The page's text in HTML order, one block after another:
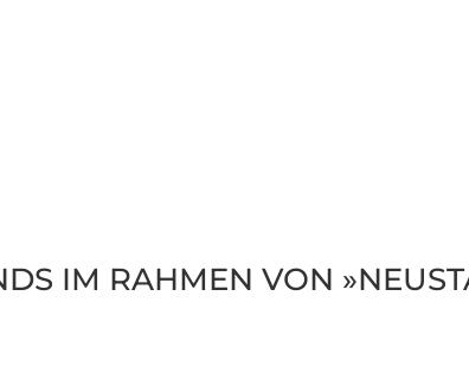
IM RAHMEN VON